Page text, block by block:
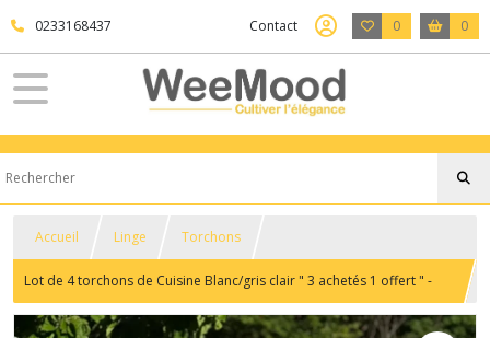
0233168437 Contact 0 0
Accueil Linge Torchons
Lot de 4 torchons de Cuisine Blanc/gris clair " 3 achetés 1 offert " -
RECYCLED BY WILLE